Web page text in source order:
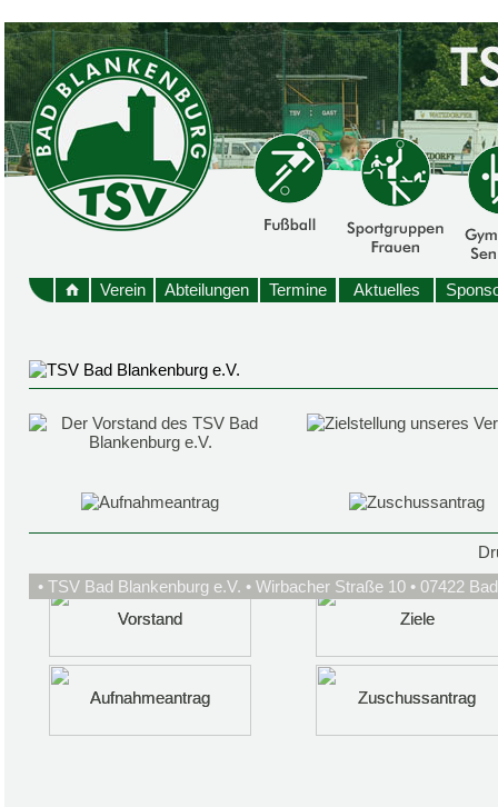
Verein Abteilungen Termine Aktuelles
Vorstand
Vorstand Ziele
Ziele
Aufnahmeantrag
Aufnahmeantrag Zuschussantrag
Zuschussantrag
• TSV Bad Blankenburg e.V. • Wirbacher Straße 10 • 07422